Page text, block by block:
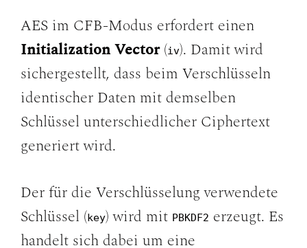
AES im CFB-Modus erfordert einen
Initialization Vector(iv). Damit wird
sichergestellt, dass beim Verschlüsseln
identischer Daten mit demselben
Schlüssel unterschiedlicher Ciphertext
generiert wird.
Der für die Verschlüsselung verwendete
Schlüssel (key) wird mit PBKDF2 erzeugt. Es
handelt sich dabei um eine